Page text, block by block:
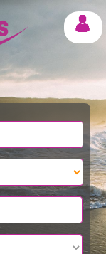
Mon compte